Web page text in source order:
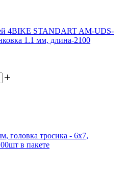
4BIKE STANDART AM-UDS-
1.1 мм, длина-2100